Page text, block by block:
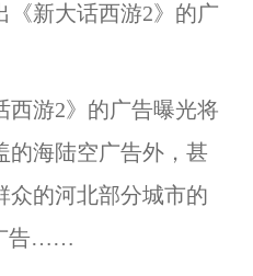
《新大话西游2》的广
西游2》的广告曝光将
的海陆空广告外，甚
众的河北部分城市的
告……